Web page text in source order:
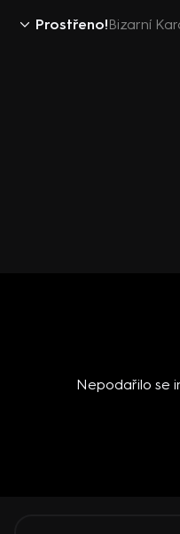
Prostřeno!
Nepodařilo se